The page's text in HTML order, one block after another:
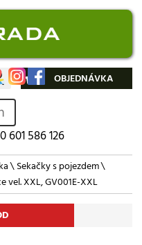
Můj účet OBJEDNÁVKA
601 586 126
\Sekačky s pojezdem\
XXL, GV001E-XXL